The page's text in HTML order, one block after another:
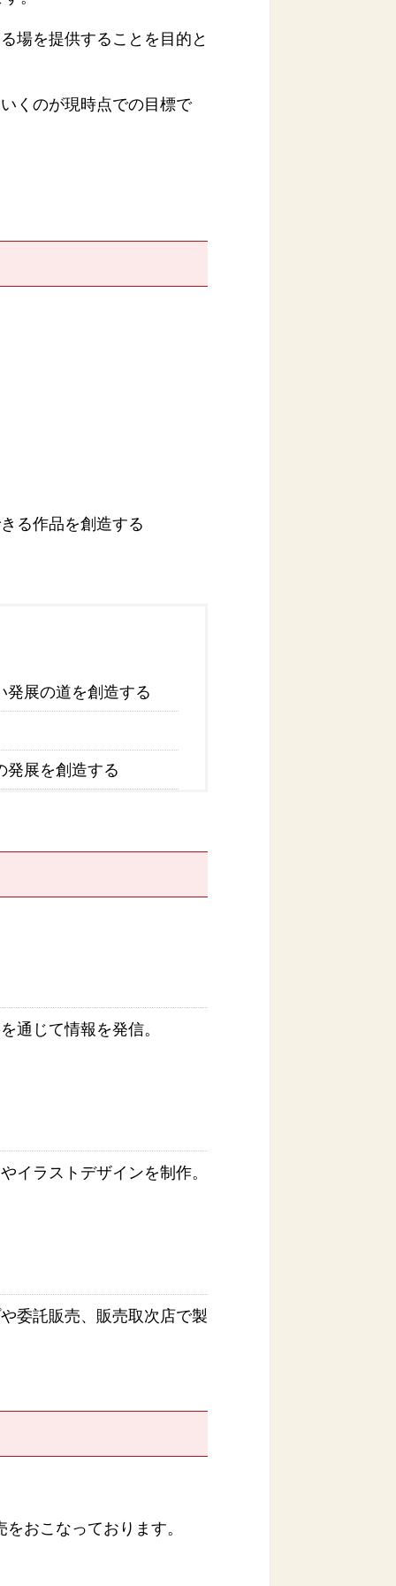
場を提供することを目的と
くのが現時点での目標で
る作品を創造する
発展の道を創造する
発展を創造する
通じて情報を発信。
イラストデザインを制作。
委託販売、販売取次店で製
おこなっております。